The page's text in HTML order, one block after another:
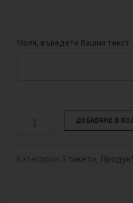
Моля, въведете Вашия текст
ДОБАВЯНЕ В
Категории: Етикети